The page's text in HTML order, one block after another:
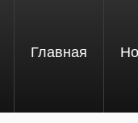
Главная